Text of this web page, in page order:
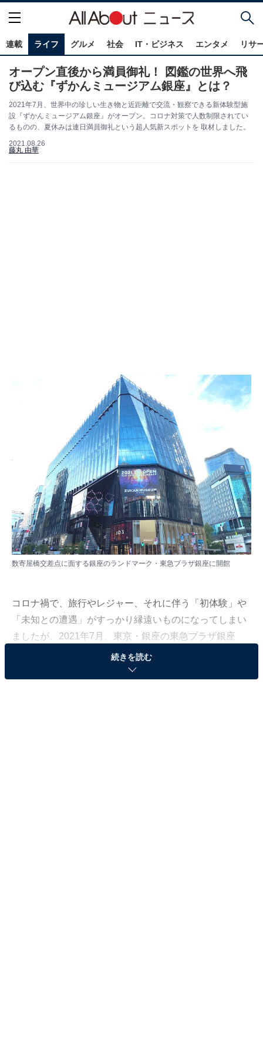
連載 ライフ グルメ 社会 IT・ビジネス エンタメ リサ
オープン直後から満員御礼！ 図鑑の世界へ飛
び込む『ずかんミュージアム銀座』とは？
2021年7月、世界中の珍しい生き物と近距離で交流・観察できる新体験型施
設『ずかんミュージアム銀座』がオープン。コロナ対策で人数制限されてい
るものの、夏休みは連日満員御礼という超人気新スポットを 取材しました。
2021.08.26
藤丸 由華
数寄屋橋交差点に面する銀座のランドマーク・東急プラザ銀座に開館
コロナ禍で、旅行やレジャー、それに伴う「初体験」や
「未知との遭遇」がすっかり縁遠いものになってしまい
ましたが、2021年7月、東京・銀座の東急プラザ銀座
に、世界中の珍しい生き物と近距離で交流・観察できる
新体験型施設『ZUKAN MUSEUM GINZA powered by 小
続きを読む